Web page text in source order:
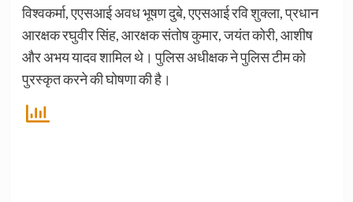
विश्वकर्मा, एएसआई अवध भूषण दुबे, एएसआई रवि शुक्ला, प्रधान
आरक्षक रघुवीर सिंह, आरक्षक संतोष कुमार, जयंत कोरी, आशीष
और अभय यादव शामिल थे। पुलिस अधीक्षक ने पुलिस टीम को
पुरस्कृत करने की घोषणा की है।